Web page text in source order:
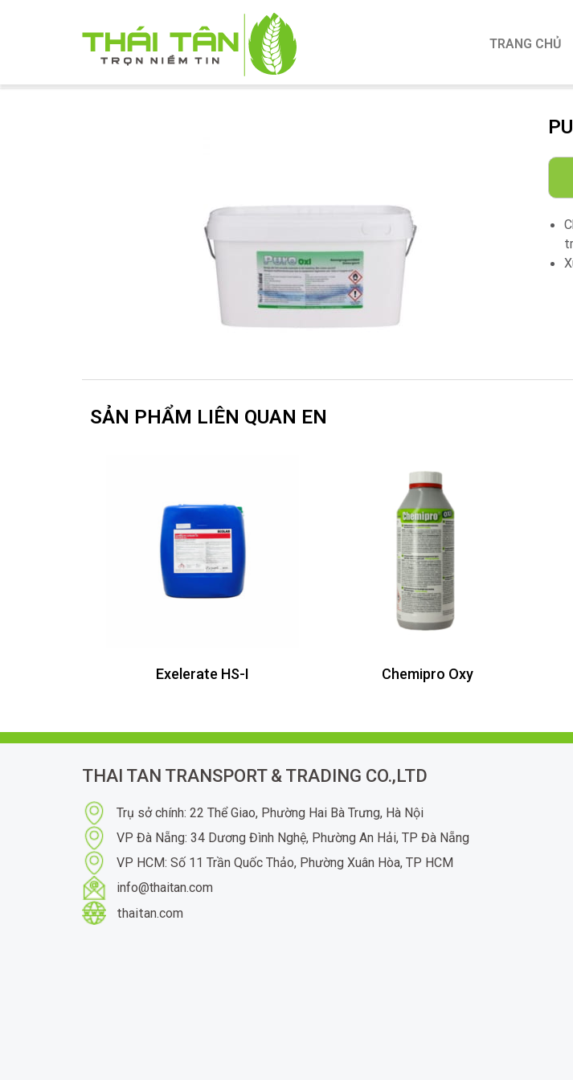
TRANG CHỦ
SẢN PHẨM LIÊN QUAN EN
Exelerate HS-I Chemipro Oxy
THAI TAN TRANSPORT & TRADING CO.,LTD
Trụ sở chính: 22 Thể Giao, Phường Hai Bà Trưng, Hà Nội
VP Đà Nẵng: 34 Dương Đình Nghệ, Phường An Hải, TP Đà Nẵng
VP HCM: Số 11 Trần Quốc Thảo, Phường Xuân Hòa, TP HCM
info@thaitan.com
thaitan.com